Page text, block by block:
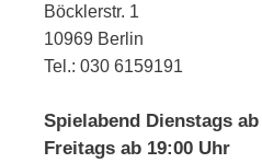
Böcklerstr. 1
10969 Berlin
Tel.: 030 6159191
Spielabend Dienstags
Freitags ab 19:00 Uhr